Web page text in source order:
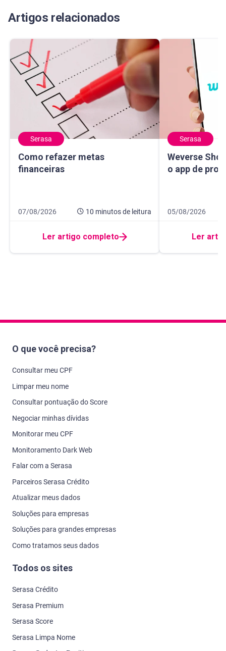
Artigos relacionados
Serasa
Como refazer metas
financeiras
Como refazer metas financeiras
Data de publicação 7 de agosto de 2026
07/08/2026 10 minutosde leitura
10 minutos de leitura
Ler artigo completo
Serasa
Weverse
o app de
Weverse Shop:
Data de
05/08/2026
10 minutos de
Ler
O que você precisa?
Consultar meu CPF
Limpar meu nome
Consultar pontuação do Score
Negociar minhas dívidas
Monitorar meu CPF
Monitoramento Dark Web
Falar com a Serasa
Parceiros Serasa Crédito
Atualizar meus dados
Soluções para empresas
Soluções para grandes empresas
Como tratamos seus dados
Todos os sites
Serasa Crédito
Serasa Premium
Serasa Score
Serasa Limpa Nome